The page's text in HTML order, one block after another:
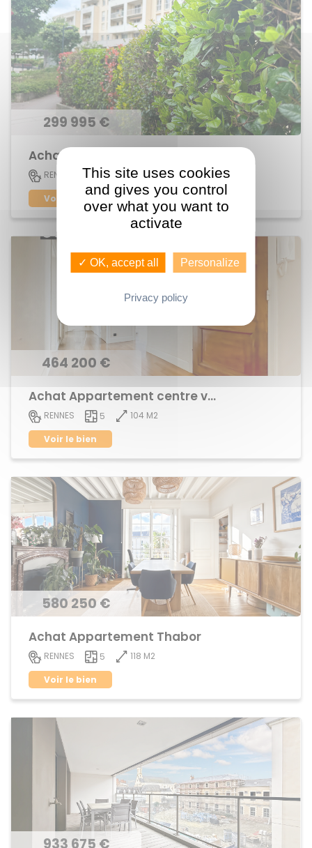
299 995 €
RENNES 5
83 M2
Voir le bien
464 200 €
Achat Appartement centre ville
RENNES 5
104 M2
Voir le bien
580 250 €
Achat Appartement Thabor
RENNES 5
118 M2
Voir le bien
933 675 €
This site uses cookies
and gives you control
over what you want to
activate
✓ OK, accept all Personalize
Privacy policy